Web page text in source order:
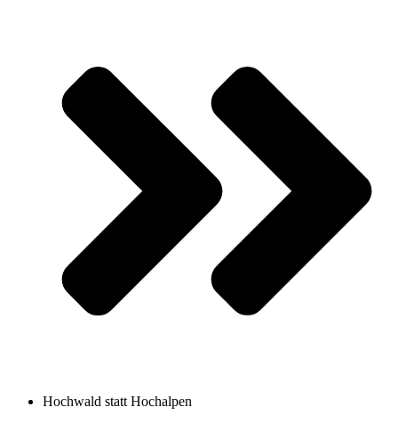
Hochwald statt Hochalpen